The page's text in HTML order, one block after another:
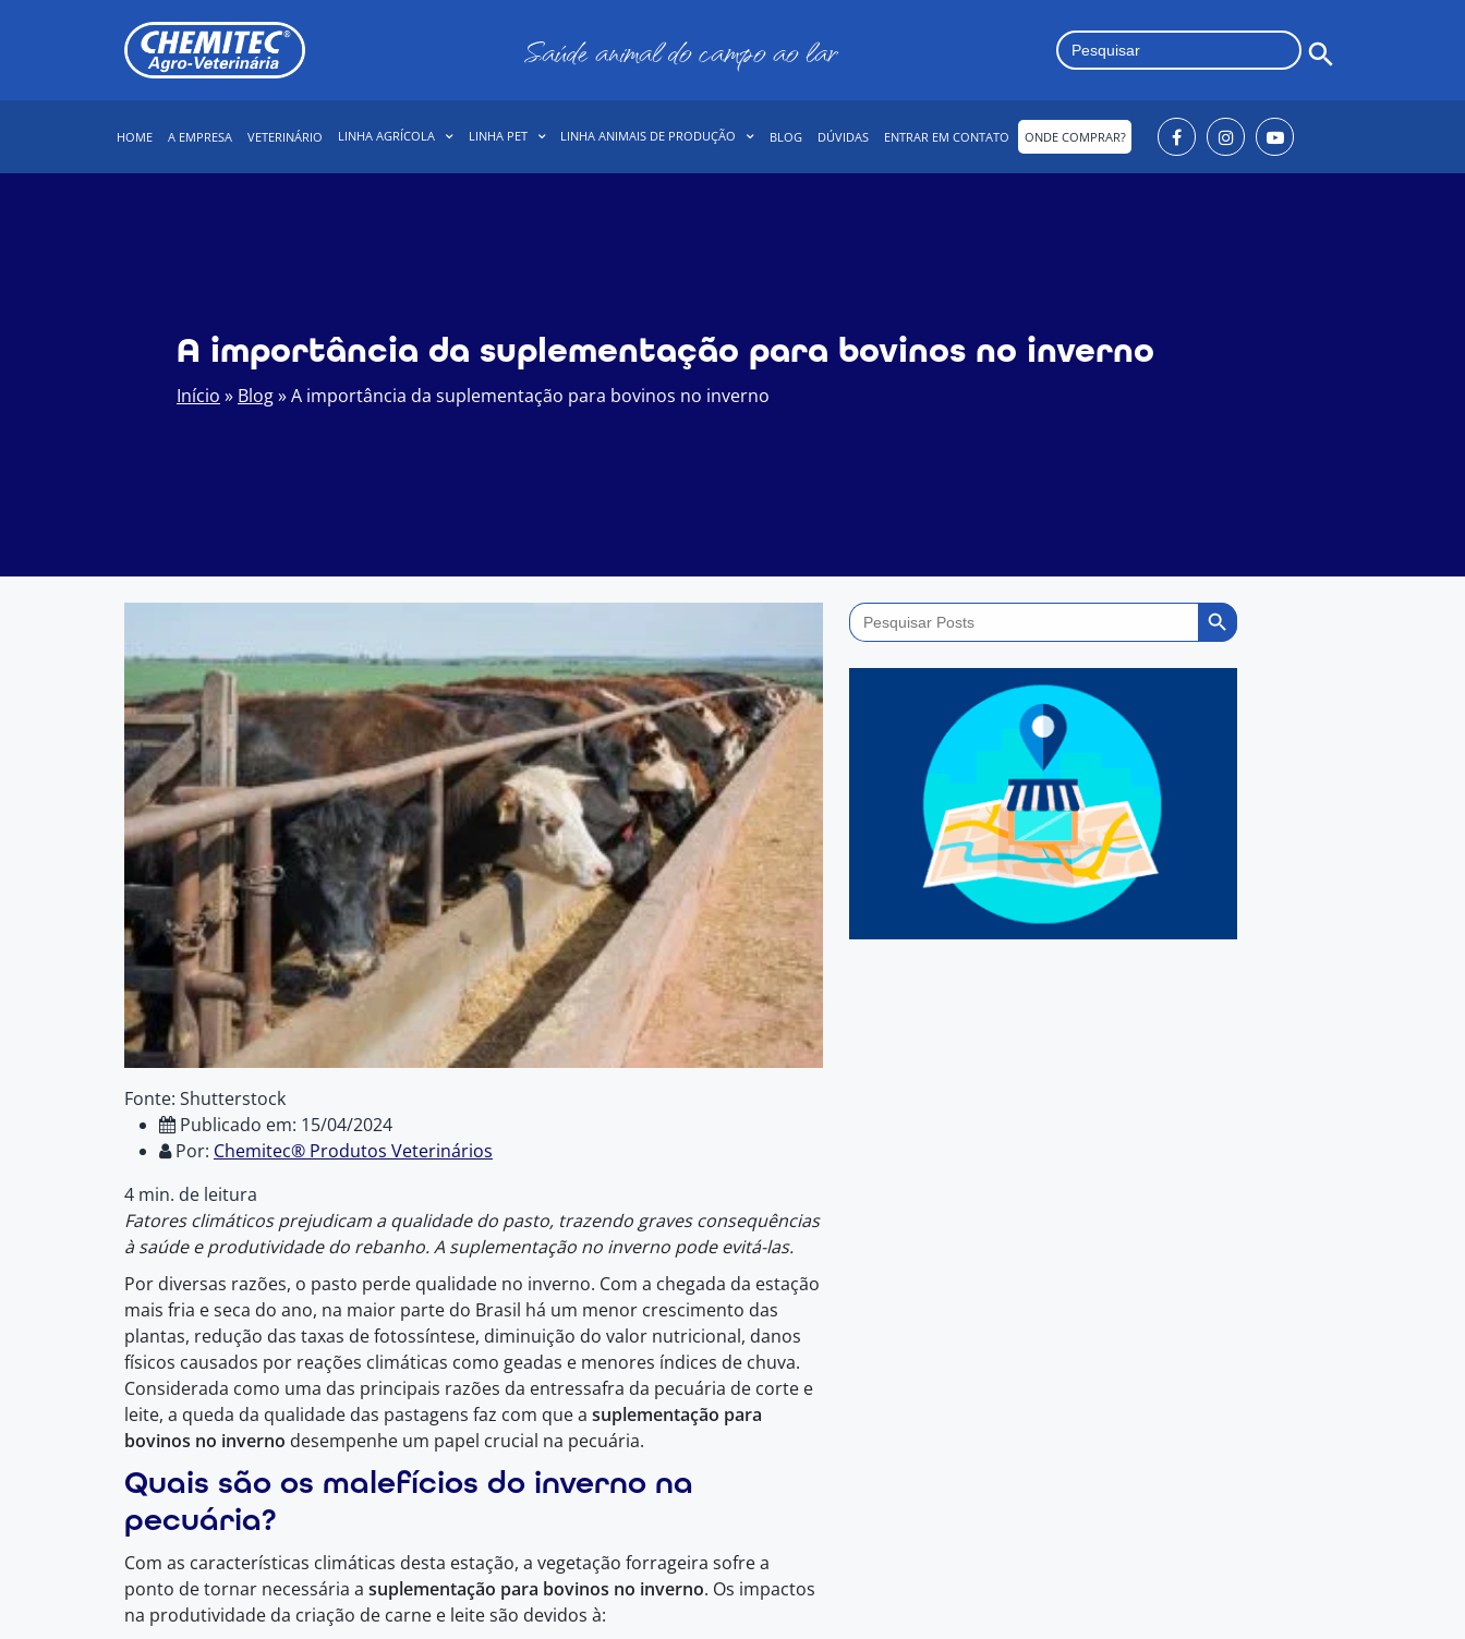
Saúde animal do campo ao lar Search
for:
HOME A EMPRESA VETERINÁRIO LINHA AGRÍCOLA LINHA PET LINHA ANIMAIS DE PRODUÇÃO BLOG DÚVIDAS ENTRAR EM CONTATO ONDE COMPRAR?
A importância da suplementação para bovinos no inverno
Início » Blog»A importância da suplementação para bovinos no inverno
Fonte: Shutterstock
Publicado em: 15/04/2024
Por: Chemitec® Produtos Veterinários
4 min. de leitura
Fatores climáticos prejudicam a qualidade do pasto, trazendo graves consequências
à saúde e produtividade do rebanho. A suplementação no inverno pode evitá-las.
Por diversas razões, o pasto perde qualidade no inverno. Com a chegada da estação
mais fria e seca do ano, na maior parte do Brasil há um menor crescimento das
plantas, redução das taxas de fotossíntese, diminuição do valor nutricional, danos
físicos causados por reações climáticas como geadas e menores índices de chuva.
Considerada como uma das principais razões da entressafra da pecuária de corte e
leite, a queda da qualidade das pastagens faz com que a suplementação para
bovinos no inverno desempenhe um papel crucial na pecuária.
Quais são os malefícios do inverno na
pecuária?
Com as características climáticas desta estação, a vegetação forrageira sofre a
ponto de tornar necessária a suplementação para bovinos no inverno. Os impactos
na produtividade da criação de carne e leite são devidos à:
Search
for:
Search Button